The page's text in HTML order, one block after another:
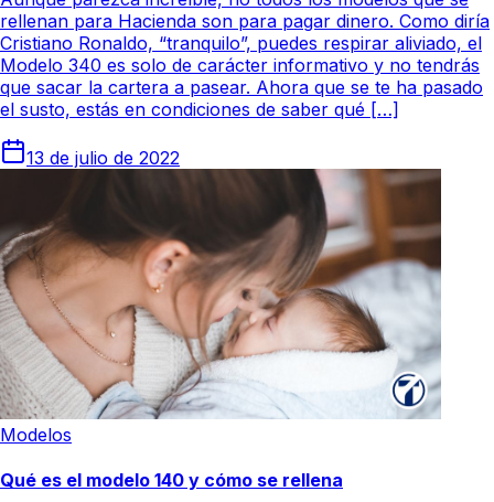
rellenan para Hacienda son para pagar dinero. Como diría
Cristiano Ronaldo, “tranquilo”, puedes respirar aliviado, el
Modelo 340 es solo de carácter informativo y no tendrás
que sacar la cartera a pasear. Ahora que se te ha pasado
el susto, estás en condiciones de saber qué […]
13 de julio de 2022
Modelos
Qué es el modelo 140 y cómo se rellena